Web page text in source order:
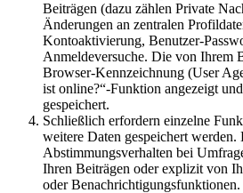
Beiträgen (dazu zählen Private
Änderungen an zentralen
Kontoaktivierung, Benutzer-
Anmeldeversuche. Die von Ihrem
Browser-Kennzeichnung (User
ist online?“-Funktion angezeigt
gespeichert.
Schließlich erfordern einzelne
weitere Daten gespeichert werden.
Abstimmungsverhalten bei
Ihren Beiträgen oder explizit von
oder Benachrichtigungsfunktionen.